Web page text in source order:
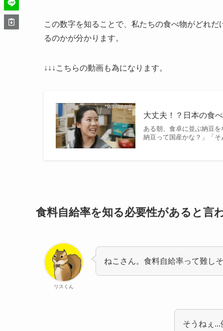
この数字を知ることで、私たちの食べ物がどれ
るのかが分かります。
↓↓↓こちらの動画も為になります。
大丈夫！？日本の食
ある朝、食卓に並ぶ納豆
納豆って国産かな？」「
食料自給率を知る必要性があると言
リスくん
ねこさん。食料自給率って難し
そうねぇ